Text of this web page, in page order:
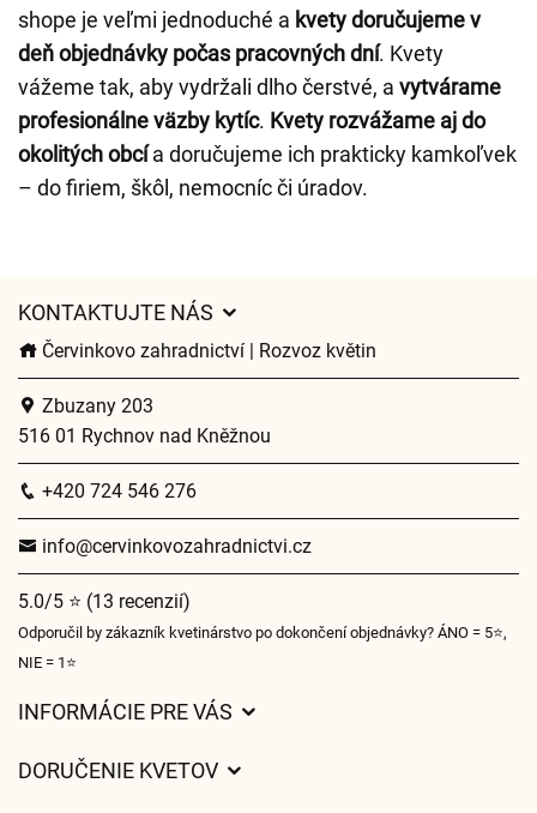
shope je veľmi jednoduché a kvety doručujeme v
deň objednávky počas pracovných dní. Kvety
vážeme tak, aby vydržali dlho čerstvé, a vytvárame
profesionálne väzby kytíc. Kvety rozvážame aj do
okolitých obcía doručujeme ich prakticky kamkoľvek
– do firiem, škôl, nemocníc či úradov.
KONTAKTUJTE NÁS
Červinkovo zahradnictví | Rozvoz květin
Zbuzany 203
516 01 Rychnov nad Kněžnou
+420 724 546 276
info@cervinkovozahradnictvi.cz
5.0/5 ⭐ (13 recenzií)
Odporučil by zákazník kvetinárstvo po dokončení objednávky? ÁNO = 5⭐,
NIE = 1⭐
INFORMÁCIE PRE VÁS
DORUČENIE KVETOV